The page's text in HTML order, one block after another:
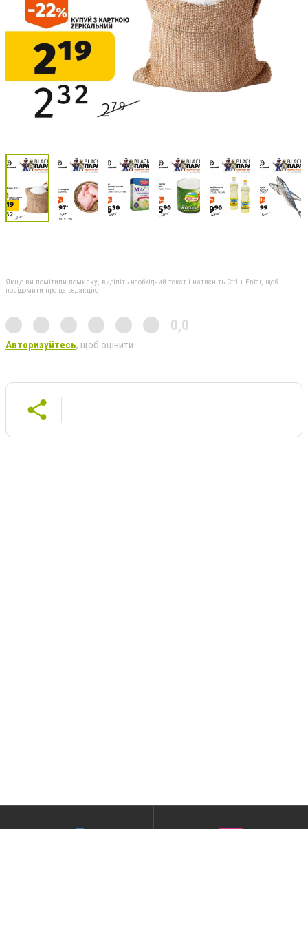
Якщо ви помітили помилку, виділіть необхідний текст і натисніть Ctrl + Enter, щоб
повідомити про це редакцію
0,0
Авторизуйтесь, щоб оцінити